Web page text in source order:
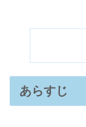
あらすじ